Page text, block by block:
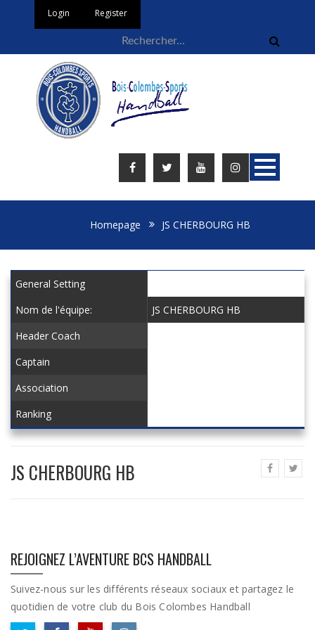
Login Register
Homepage JS CHERBOURG HB
General Setting
Nom de l'équipe:
JS CHERBOURG HB
Header Coach
Captain
Association
Ranking
JS CHERBOURG HB
REJOIGNEZ L’AVENTURE BCS HANDBALL
Suivez-nous sur les différents réseaux sociaux et partagez le
quotidien de votre club du Bois Colombes Handball